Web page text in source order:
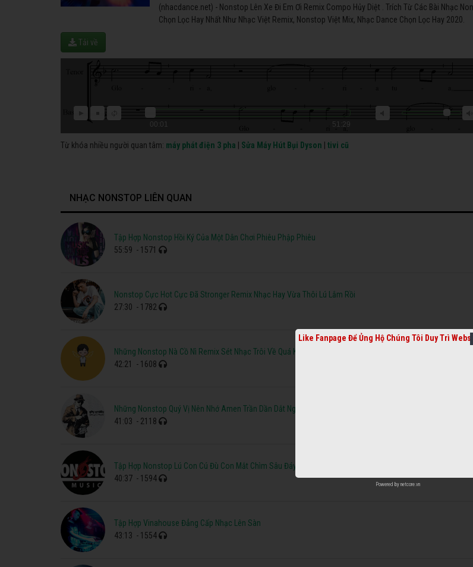
(nhacdance.net) - Nonstop Lên Xe Đi Em Ơi Remix Compo Hủy Diệt . Trích Từ Các Bài Nhạc
Chọn Lọc Hay Nhất Như Nhạc Việt Remix, Nonstop Việt Mix, Nhạc Dance Chọn Lọc Hay 2020.
Tải về
00:01 51:29
Từ khóa nhiều người quan tâm: máy phát điện 3 pha Sửa Máy Hút Bụi Dyson tivi cũ
NHẠC NONSTOP LIÊN QUAN
Tập Hợp Nonstop Hồi Ký Của Một Dân Chơi Phiêu Phập Phiêu
55:59 - 1571
Nonstop Cực Hot Cực Đã Stronger Remix Nhạc Hay Vừa Thôi Lú Lắm Rồi
27:30 - 1782
Những Nonstop Nà Cồ Nì Remix Sét Nhạc Trôi Về Quá Khứ Luôn
42:21
- 1608
Những Nonstop Quý Vị Nên Nhớ Amen Trần Dần Dắt Ngáo Dj Tilo Remix
41:03 - 2118
Tập Hợp Nonstop Lú Con Cú Đù Con Mắt Chìm Sâu Đáy Đại Dương
40:37 - 1594
Tập Hợp Vinahouse Đẳng Cấp Nhạc Lên Sàn
43:13 - 1554
Like Fanpage Để Ủng Hộ Chúng Tôi Duy Trì
Powered by netcore.vn